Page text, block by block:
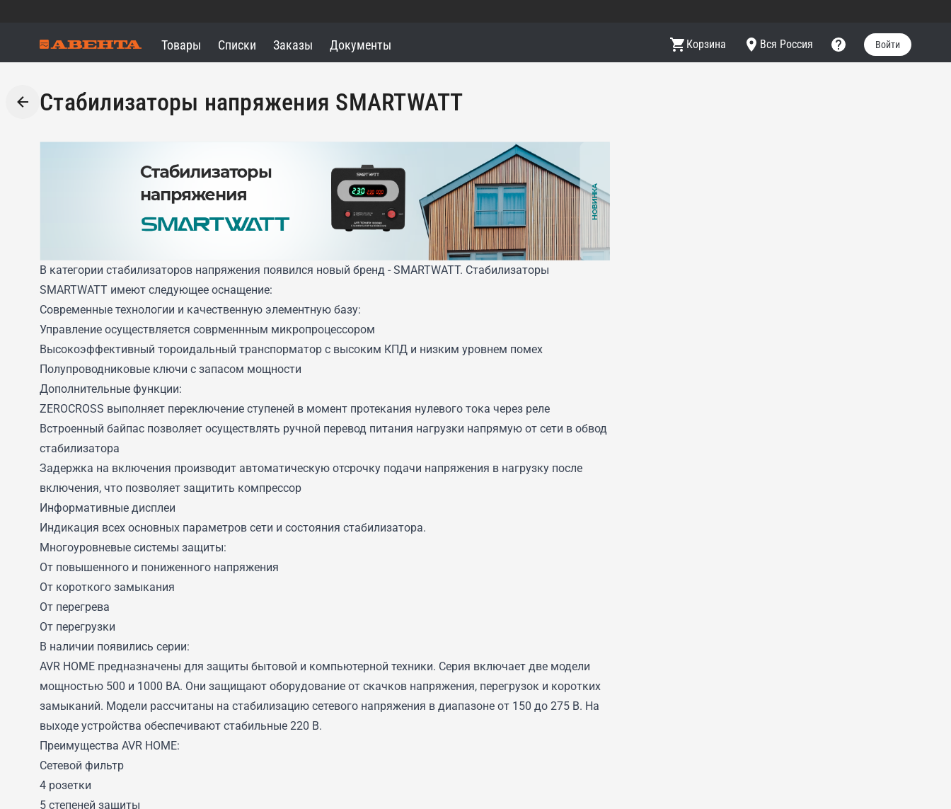
Товары Списки Заказы Документы Корзина Вся Россия Войти
Стабилизаторы напряжения SMARTWATT
В категории стабилизаторов напряжения появился новый бренд - SMARTWATT. Стабилизаторы
SMARTWATT имеют следующее оснащение:
Современные технологии и качественную элементную базу:
Управление осуществляется соврменнным микропроцессором
Высокоэффективный тороидальный транспорматор с высоким КПД и низким уровнем помех
Полупроводниковые ключи с запасом мощности
Дополнительные функции:
ZEROCROSS выполняет переключение ступеней в момент протекания нулевого тока через реле
Встроенный байпас позволяет осуществлять ручной перевод питания нагрузки напрямую от сети в обвод
стабилизатора
Задержка на включения производит автоматическую отсрочку подачи напряжения в нагрузку после
включения, что позволяет защитить компрессор
Информативные дисплеи
Индикация всех основных параметров сети и состояния стабилизатора.
Многоуровневые системы защиты:
От повышенного и пониженного напряжения
От короткого замыкания
От перегрева
От перегрузки
В наличии появились серии:
AVR HOME предназначены для защиты бытовой и компьютерной техники. Серия включает две модели
мощностью 500 и 1000 ВА. Они защищают оборудование от скачков напряжения, перегрузок и коротких
замыканий. Модели рассчитаны на стабилизацию сетевого напряжения в диапазоне от 150 до 275 В. На
выходе устройства обеспечивают стабильные 220 В.
Преимущества AVR HOME:
Сетевой фильтр
4 розетки
5 степеней защиты